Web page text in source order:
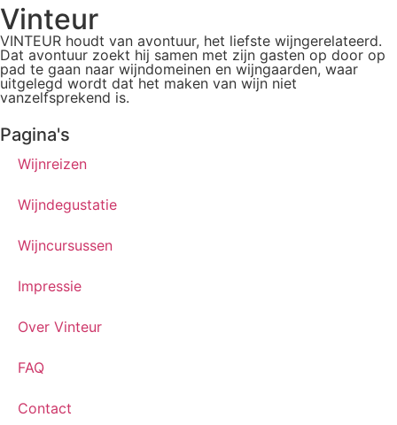
Vinteur
VINTEUR houdt van avontuur, het liefste wijngerelateerd.
Dat avontuur zoekt hij samen met zijn gasten op door op
pad te gaan naar wijndomeinen en wijngaarden, waar
uitgelegd wordt dat het maken van wijn niet
vanzelfsprekend is.
Pagina's
Wijnreizen
Wijndegustatie
Wijncursussen
Impressie
Over Vinteur
FAQ
Contact